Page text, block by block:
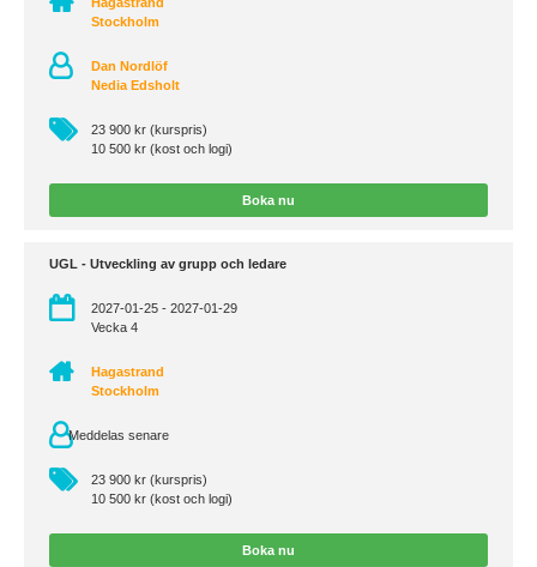
Stockholm
Dan Nordlöf
Nedia Edsholt
23 900 kr (kurspris)
10 500 kr (kost och logi)
Boka nu
UGL - Utveckling av grupp och ledare
2027-01-25 - 2027-01-29
Vecka 4
Hagastrand
Stockholm
Meddelas senare
23 900 kr (kurspris)
10 500 kr (kost och logi)
Boka nu